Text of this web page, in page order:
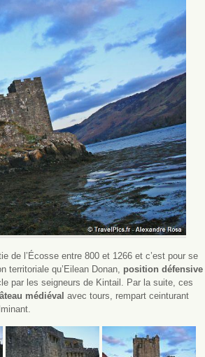
de l’Écosse entre 800 et 1266 et c’est pour se
territoriale qu’Eilean Donan, position défensive
par les seigneurs de Kintail. Par la suite, ces
médiéval avec tours, rempart ceinturant